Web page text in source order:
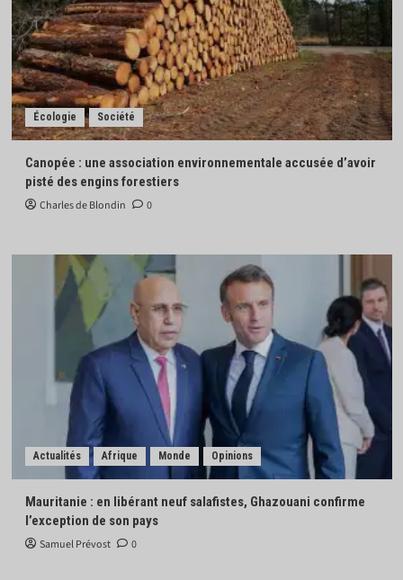
Écologie Société
Canopée : une association environnementale accusée d’avoir
pisté des engins forestiers
Charles de Blondin 0
Actualités Afrique Monde Opinions
Mauritanie : en libérant neuf salafistes, Ghazouani confirme
l’exception de son pays
Samuel Prévost 0